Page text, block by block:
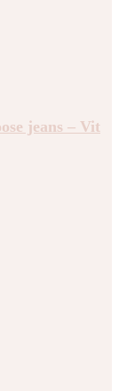
jeans – Vit